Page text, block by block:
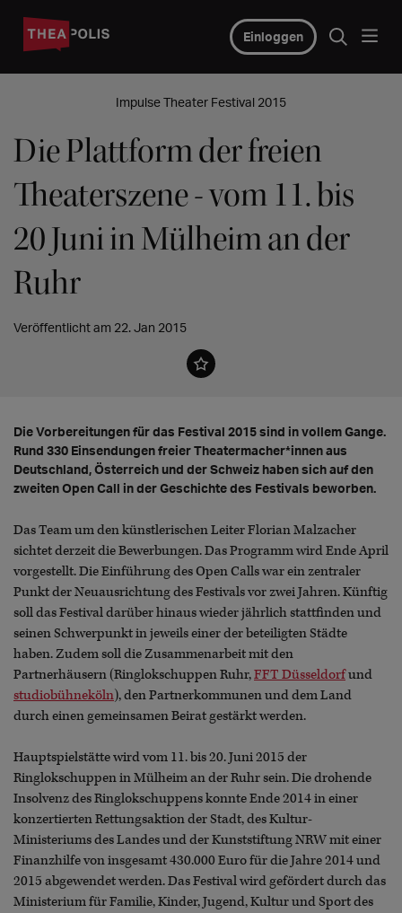
Einloggen
Impulse Theater Festival 2015
Die Plattform der freien
Theaterszene - vom 11. bis
20 Juni in Mülheim an der
Ruhr
Veröffentlicht am 22. Jan 2015
Die Vorbereitungen für das Festival 2015 sind in vollem Gange.
Rund 330 Einsendungen freier Theatermacher*innen aus
Deutschland, Österreich und der Schweiz haben sich auf den
zweiten Open Call in der Geschichte des Festivals beworben.
Das Team um den künstlerischen Leiter Florian Malzacher
sichtet derzeit die Bewerbungen. Das Programm wird Ende April
vorgestellt. Die Einführung des Open Calls war ein zentraler
Punkt der Neuausrichtung des Festivals vor zwei Jahren. Künftig
soll das Festival darüber hinaus wieder jährlich stattfinden und
seinen Schwerpunkt in jeweils einer der beteiligten Städte
haben. Zudem soll die Zusammenarbeit mit den
Partnerhäusern (Ringlokschuppen Ruhr,FFT Düsseldorfund
studiobühneköln), den Partnerkommunen und dem Land
durch einen gemeinsamen Beirat gestärkt werden.
Hauptspielstätte wird vom 11. bis 20. Juni 2015 der
Ringlokschuppen in Mülheim an der Ruhr sein. Die drohende
Insolvenz des Ringlokschuppens konnte Ende 2014 in einer
konzertierten Rettungsaktion der Stadt, des Kultur-
Ministeriums des Landes und der Kunststiftung NRW mit einer
Finanzhilfe von insgesamt 430.000 Euro für die Jahre 2014 und
2015 abgewendet werden. Das Festival wird gefördert durch das
Ministerium für Familie, Kinder, Jugend, Kultur und Sport des